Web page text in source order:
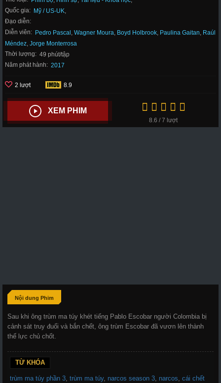
Quốc gia: Mỹ / US-UK,
Đạo diễn:
Diễn viên: Pedro Pascal , Wagner Moura, Boyd Holbrook, Paulina Gaitan, Raúl
Méndez, Jorge Monterrosa
Thời lượng: 49 phút/tập
Năm phát hành: 2017
2 lượt 8.9
XEM PHIM
8.6 / 7 lượt
Nội dung Phim
Sau khi ông trùm ma túy khét tiếng Pablo Escobar người Colombia bị
cảnh sát truy đuổi và bắn chết, ông trùm Escobar đã vươn lên thành
thế lực chủ chốt.
TỪ KHÓA
trùm ma túy phần 3, trùm ma túy, narcos season 3, narcos, cái chết